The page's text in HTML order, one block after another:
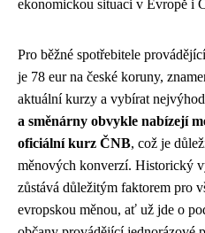
ekonomickou situaci v Evropě i
Pro běžné spotřebitele
je 78 eur na české koruny,
aktuální kurzy a vybírat
a směnárny obvykle nabízejí
oficiální kurz ČNB, což je
měnových konverzí. Historický
zůstává důležitým faktorem pro
evropskou měnou, ať už jde o